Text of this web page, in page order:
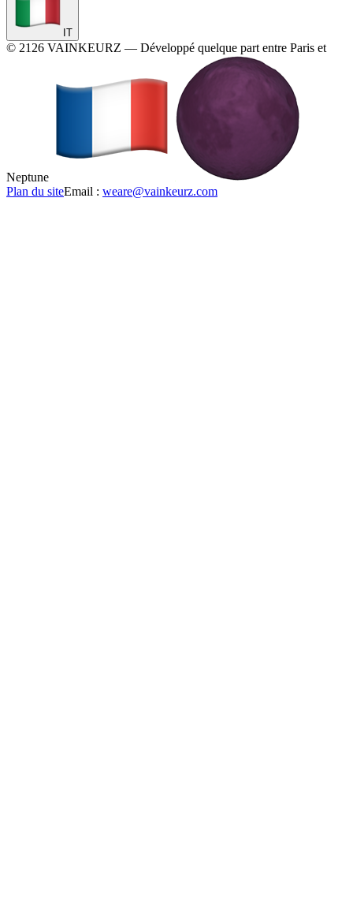
IT
© 2126 VAINKEURZ — Développé quelque part entre Paris et
Neptune
Plan du siteEmail : weare@vainkeurz.com